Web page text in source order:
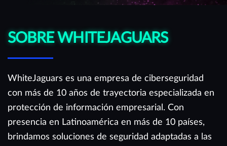
SOBRE WHITEJAGUARS
WhiteJaguars es una empresa de ciberseguridad
con más de 10 años de trayectoria especializada en
protección de información empresarial. Con
presencia en Latinoamérica en más de 10 países,
brindamos soluciones de seguridad adaptadas a las